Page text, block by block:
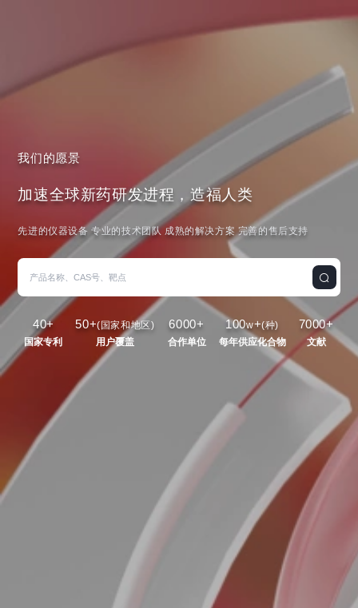
我们的愿景
加速全球新药研发进程，造福人类
先进的仪器设备 专业的技术团队 成熟的解决方案 完善的售后支持
40+
国家专利
50+(国家和地区)
用户覆盖
6000+
合作单位
100w+(种)
每年供应化合物
7000+
文献